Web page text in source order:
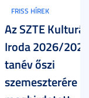
FRISS HÍREK
Az SZTE
Iroda 2026/
tanév őszi
szemeszterére